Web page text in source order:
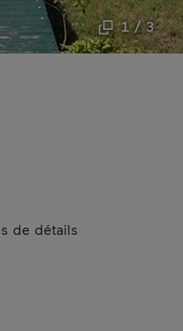
1 / 3
de détails